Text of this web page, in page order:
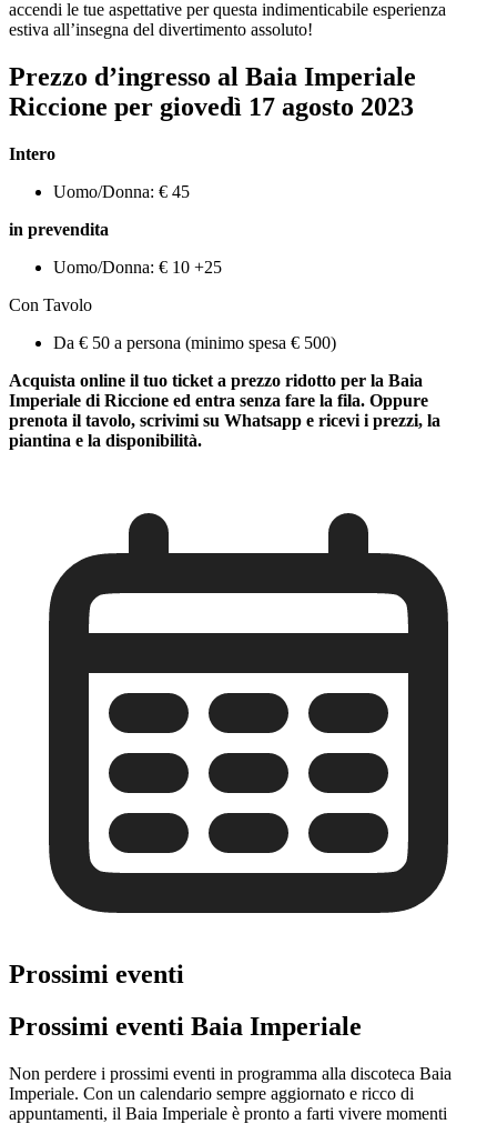
accendi le tue aspettative per questa indimenticabile esperienza
estiva all’insegna del divertimento assoluto!
Prezzo d’ingresso al Baia Imperiale
Riccione per giovedì 17 agosto 2023
Intero
Uomo/Donna: € 45
in prevendita
Uomo/Donna: € 10 +25
Con Tavolo
Da € 50 a persona (minimo spesa € 500)
Acquista online il tuo ticket a prezzo ridotto per la Baia
Imperiale di Riccione ed entra senza fare la fila. Oppure
prenota il tavolo, scrivimi su Whatsapp e ricevi i prezzi, la
piantina e la disponibilità.
Prossimi eventi
Prossimi eventi Baia Imperiale
Non perdere i prossimi eventi in programma alla discoteca Baia
Imperiale. Con un calendario sempre aggiornato e ricco di
appuntamenti, il Baia Imperiale è pronto a farti vivere momenti